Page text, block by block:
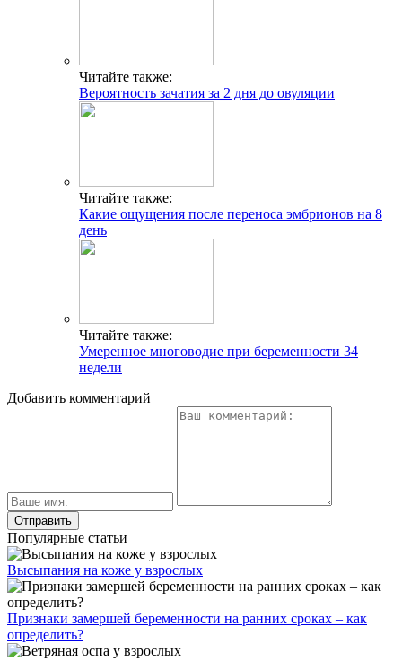
Читайте также:
Вероятность зачатия за 2 дня до овуляции
Читайте также:
Какие ощущения после переноса эмбрионов на 8
день
Читайте также:
Умеренное многоводие при беременности 34
недели
Добавить комментарий
Популярные статьи
Высыпания на коже у взрослых
Признаки замершей беременности на ранних сроках – как
определить?